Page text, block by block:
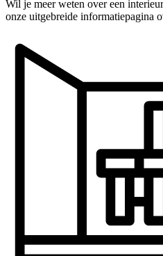
Wil je meer weten over een
onze uitgebreide informatiepagina